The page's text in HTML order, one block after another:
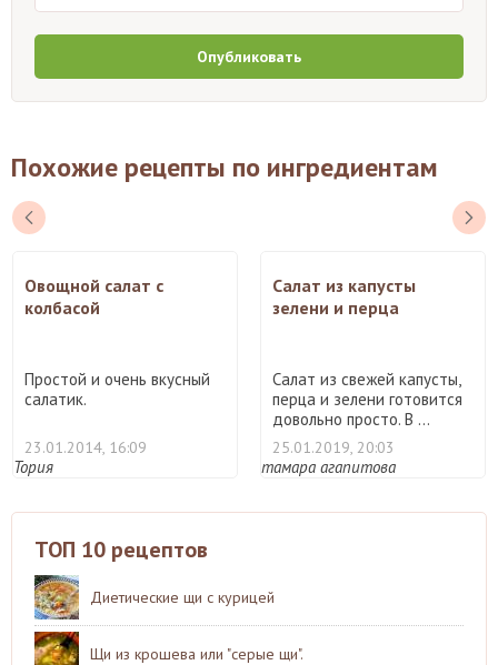
Опубликовать
Похожие рецепты по ингредиентам
Овощной салат с
колбасой
Простой и очень вкусный
салатик.
23.01.2014, 16:09
Тория
Салат из капусты
зелени и перца
Салат из свежей капусты,
перца и зелени готовится
довольно просто. В ...
25.01.2019, 20:03
тамара агапитова
ТОП 10 рецептов
Диетические щи с курицей
Щи из крошева или "серые щи".